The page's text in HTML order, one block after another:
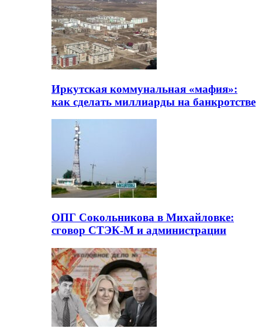
Иркутская коммунальная «мафия»:
как сделать миллиарды на банкротстве
ОПГ Сокольникова в Михайловке:
сговор СТЭК-М и администрации